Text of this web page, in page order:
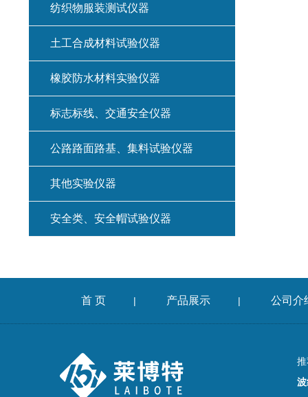
纺织物服装测试仪器
土工合成材料试验仪器
橡胶防水材料实验仪器
标志标线、交通安全仪器
公路路面路基、集料试验仪器
其他实验仪器
安全类、安全帽试验仪器
首 页 | 产品展示 | 公司介